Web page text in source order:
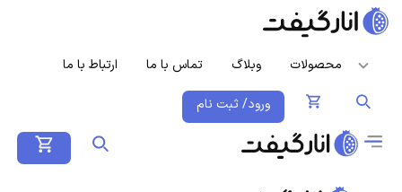
محصولات وبلاگ تماس با ما ارتباط با ما
ورود/ ثبت نام